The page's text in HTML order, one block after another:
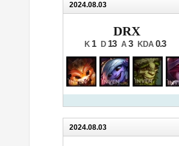
2024.08.03
DRX
K 1 D 13 A 3 KDA 0.3
2024.08.03